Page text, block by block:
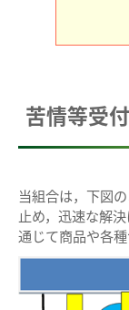
苦情等受
当組合は，下図
止め，迅速な解
通じて商品や各